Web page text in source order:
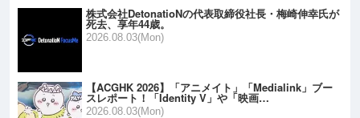
株式会社DetonatioNの代表取締役社長・梅崎伸幸氏が
死去、享年44歳。
2026.08.03(Mon)
【ACGHK 2026】「アニメイト」「Medialink」ブー
スレポート！「Identity V」や「映画…
2026.08.03(Mon)